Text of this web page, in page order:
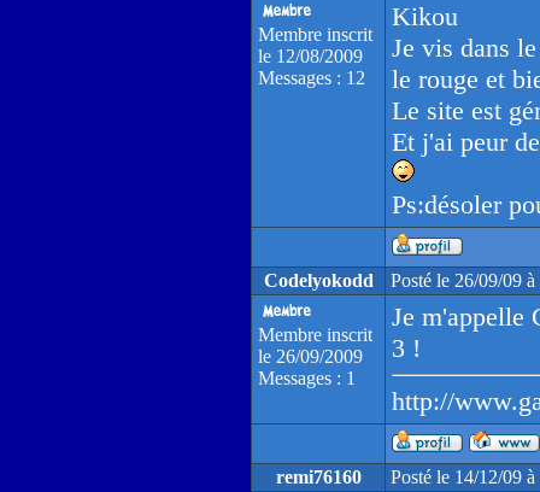
Membre inscrit
le 12/08/2009
Messages : 12
Kikou
Je vis dans
le rouge et
Le site est
Et j'ai peur
Ps:désoler
Codelyokodd Posté le 26/09/09
Membre inscrit
le 26/09/2009
Messages : 1
Je m'appelle
3 !
http://
remi76160 Posté le 14/12/09